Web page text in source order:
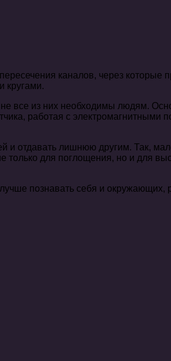
каналов, через которые
кругами.
все из них необходимы людям.
работая с электромагнитными
отдавать лишнюю другим. Так,
для поглощения, но и для
познавать себя и